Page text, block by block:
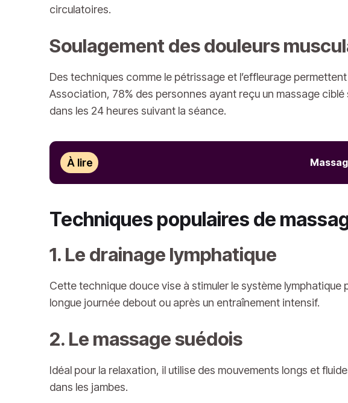
circulatoires.
Soulagement des douleurs
Des techniques comme le pétrissage et l’effleurage
Association, 78% des personnes ayant reçu un massage
dans les 24 heures suivant la séance.
À lire
Techniques populaires de
1. Le drainage lymphatique
Cette technique douce vise à stimuler le système
longue journée debout ou après un entraînement intensif.
2. Le massage suédois
Idéal pour la relaxation, il utilise des mouvements longs et
dans les jambes.